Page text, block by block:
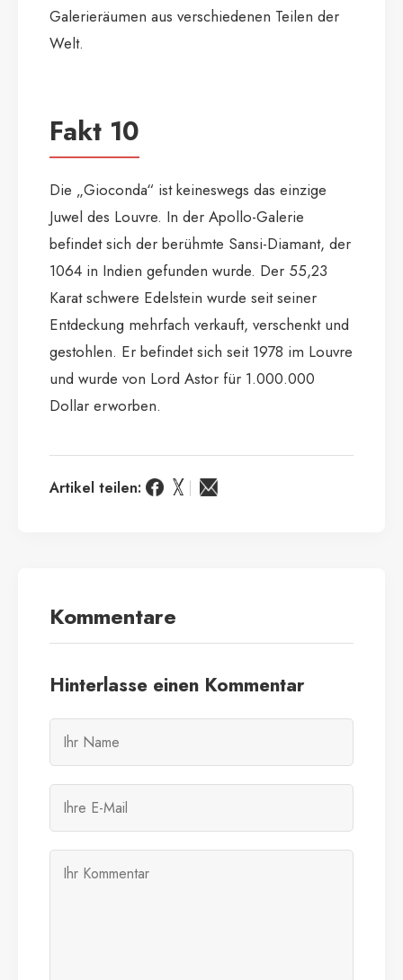
Galerieräumen aus verschiedenen Teilen der
Welt.
Fakt 10
Die „Gioconda“ ist keineswegs das einzige
Juwel des Louvre. In der Apollo-Galerie
befindet sich der berühmte Sansi-Diamant, der
1064 in Indien gefunden wurde. Der 55,23
Karat schwere Edelstein wurde seit seiner
Entdeckung mehrfach verkauft, verschenkt und
gestohlen. Er befindet sich seit 1978 im Louvre
und wurde von Lord Astor für 1.000.000
Dollar erworben.
Artikel teilen:
Kommentare
Hinterlasse einen Kommentar